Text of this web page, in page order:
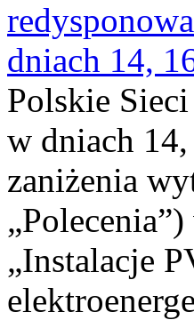
dniach 14,
Polskie
w dniach
zaniżenia
„Instalacje